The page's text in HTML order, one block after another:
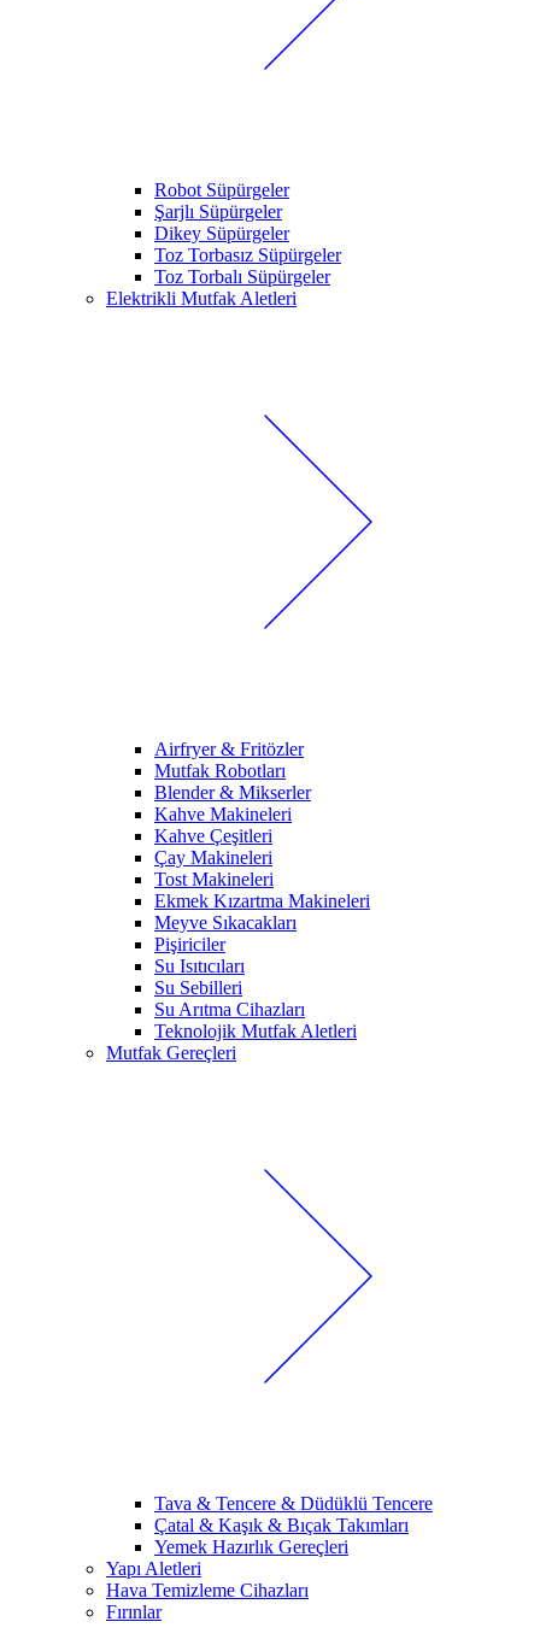
Robot Süpürgeler
Şarjlı Süpürgeler
Dikey Süpürgeler
Toz Torbasız Süpürgeler
Toz Torbalı Süpürgeler
Elektrikli Mutfak Aletleri
Airfryer & Fritözler
Mutfak Robotları
Blender & Mikserler
Kahve Makineleri
Kahve Çeşitleri
Çay Makineleri
Tost Makineleri
Ekmek Kızartma Makineleri
Meyve Sıkacakları
Pişiriciler
Su Isıtıcıları
Su Sebilleri
Su Arıtma Cihazları
Teknolojik Mutfak Aletleri
Mutfak Gereçleri
Tava & Tencere & Düdüklü Tencere
Çatal & Kaşık & Bıçak Takımları
Yemek Hazırlık Gereçleri
Yapı Aletleri
Hava Temizleme Cihazları
Fırınlar